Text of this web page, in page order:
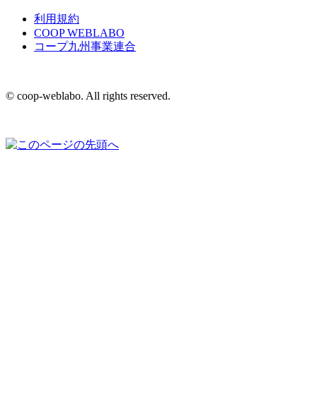
利用規約
COOP WEBLABO
コープ九州事業連合
© coop-weblabo. All rights reserved.